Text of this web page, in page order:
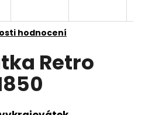
hodnocení
Retro